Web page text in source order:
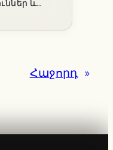
և…
Հաջորդ »